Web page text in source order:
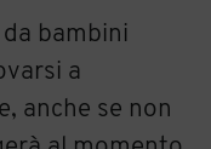
bambini
a
anche se non